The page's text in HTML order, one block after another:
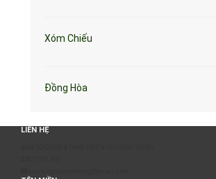
Xóm Chiếu
Đồng Hòa
LIÊN HỆ